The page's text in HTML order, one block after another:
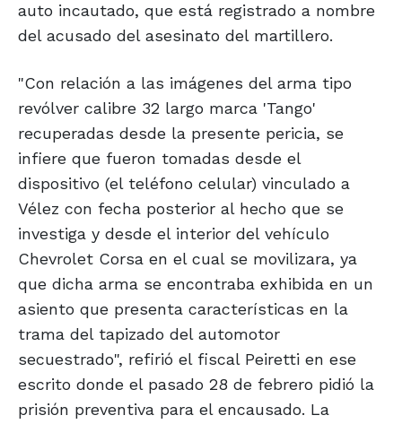
auto incautado, que está registrado a nombre
del acusado del asesinato del martillero.
"Con relación a las imágenes del arma tipo
revólver calibre 32 largo marca 'Tango'
recuperadas desde la presente pericia, se
infiere que fueron tomadas desde el
dispositivo (el teléfono celular) vinculado a
Vélez con fecha posterior al hecho que se
investiga y desde el interior del vehículo
Chevrolet Corsa en el cual se movilizara, ya
que dicha arma se encontraba exhibida en un
asiento que presenta características en la
trama del tapizado del automotor
secuestrado", refirió el fiscal Peiretti en ese
escrito donde el pasado 28 de febrero pidió la
prisión preventiva para el encausado. La